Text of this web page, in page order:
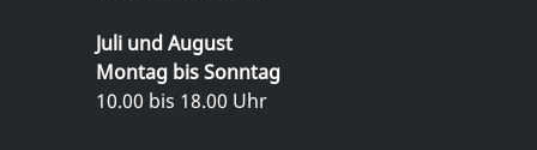
Juli und August
Montag bis Sonntag
10.00 bis 18.00 Uhr